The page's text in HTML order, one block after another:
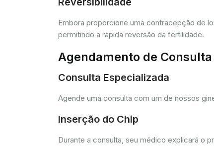
Embora proporcione uma contracepção de
permitindo a rápida reversão da fertilidade.
Agendamento de
Consulta Especializada
Agende uma consulta com um de nossos
Inserção do Chip
Durante a consulta, seu médico explicará o